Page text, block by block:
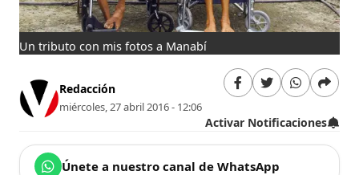
Un tributo con mis fotos a Manabí
Redacción
miércoles, 27 abril 2016 - 12:06
Activar Notificaciones
Únete a nuestro canal de WhatsApp